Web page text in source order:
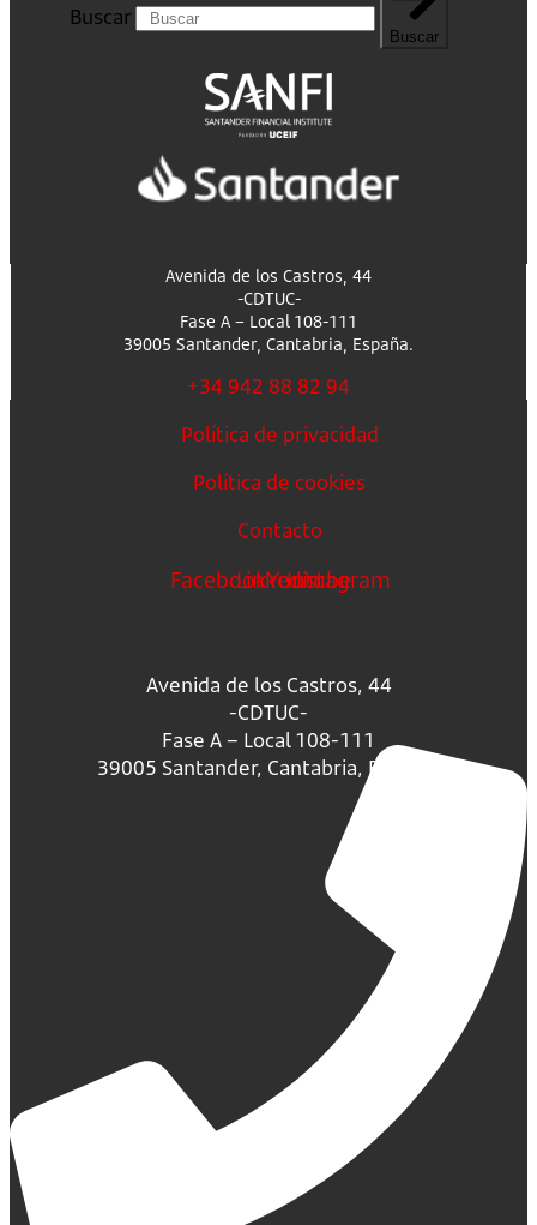
Buscar
Buscar
Avenida de los Castros, 44
-CDTUC-
Fase A – Local 108-111
39005 Santander, Cantabria, España.
+34 942 88 82 94
Política de privacidad
Política de cookies
Contacto
FacebookLinkedin
Youtube
Instagram
Avenida de los Castros, 44
-CDTUC-
Fase A – Local 108-111
39005 Santander, Cantabria, España.